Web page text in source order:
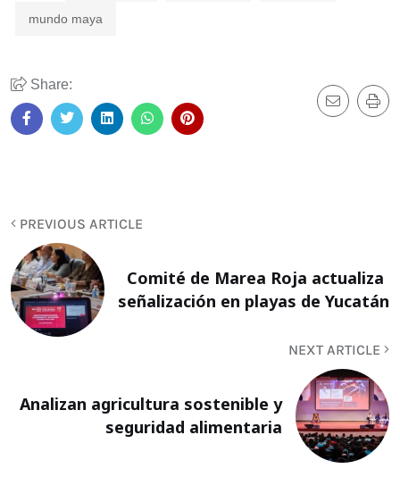
mundo maya
Share:
PREVIOUS ARTICLE
Comité de Marea Roja actualiza
señalización en playas de Yucatán
NEXT ARTICLE
Analizan agricultura sostenible y
seguridad alimentaria